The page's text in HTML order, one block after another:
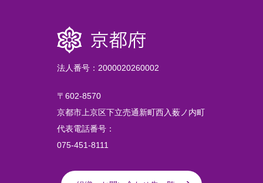
法人番号：2000020260002
〒602-8570
京都市上京区下立売通新町西入薮ノ内町
代表電話番号：
075-451-8111